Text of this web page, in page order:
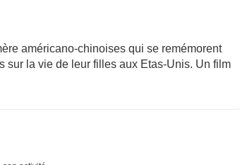
américano-chinoises qui se remémorent
sur la vie de leur filles aux Etas-Unis. Un film